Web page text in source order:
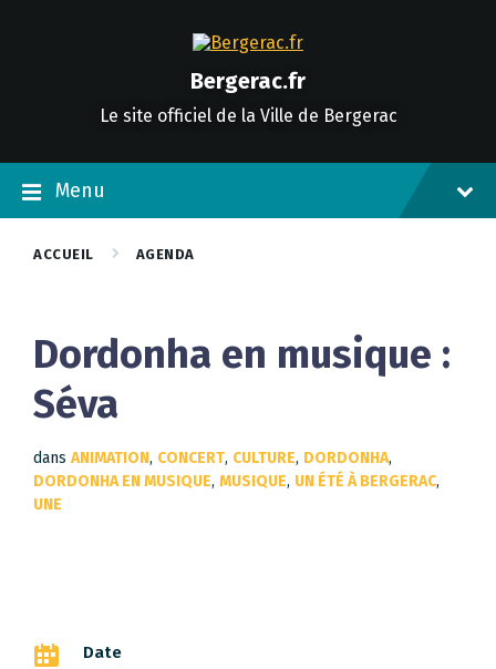
Bergerac.fr
Le site officiel de la Ville de Bergerac
Menu
ACCUEIL AGENDA
Dordonha en musique :
Séva
dans ANIMATION, CONCERT, CULTURE, DORDONHA,
DORDONHA EN MUSIQUE, MUSIQUE, UN ÉTÉ À BERGERAC,
UNE
Date